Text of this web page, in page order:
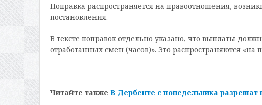
Поправка распространяется на правоотношения,
постановления.
В тексте поправок отдельно указано, что выплаты
отработанных смен (часов)». Это распространяются
Читайте также В Дербенте с понедельника разрешат